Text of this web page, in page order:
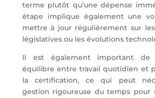
terme plutôt qu’une dépense
étape implique également une
mettre à jour régulièrement sur
législatives ou les évolutions
Il est également important de
équilibre entre travail quotidien et
la certification, ce qui peut
gestion rigoureuse du temps pour